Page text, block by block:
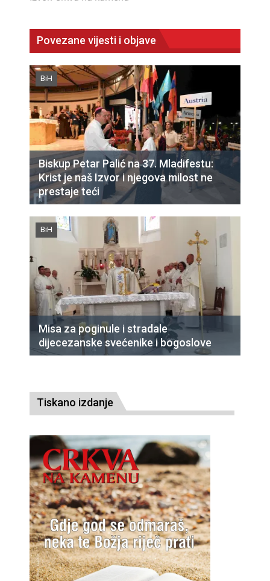
Povezane vijesti i objave
BiH
Biskup Petar Palić na 37. Mladifestu:
Krist je naš Izvor i njegova milost ne
prestaje teći
BiH
Misa za poginule i stradale
dijecezanske svećenike i bogoslove
Tiskano izdanje